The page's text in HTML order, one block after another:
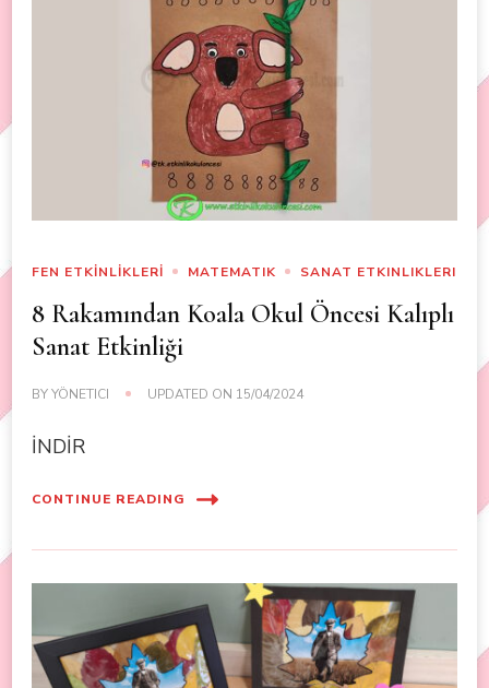
FEN ETKİNLİKLERİ MATEMATIK SANAT ETKINLIKLERI
8 Rakamından Koala Okul Öncesi Kalıplı
Sanat Etkinliği
BYYÖNETICI UPDATED ON 15/04/2024
İNDİR
CONTINUE READING